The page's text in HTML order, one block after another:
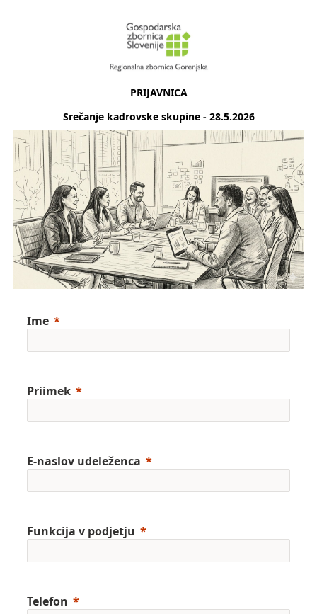
PRIJAVNICA
Srečanje kadrovske skupine - 28.5.2026
Ime
Priimek
E-naslov udeleženca
Funkcija v podjetju
Telefon